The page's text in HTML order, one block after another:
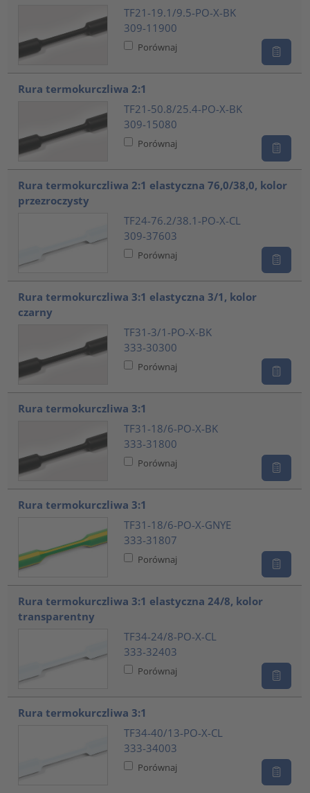
TF21-19.1/9.5-PO-X-BK
309-11900
Porównaj
Rura termokurczliwa 2:1
TF21-50.8/25.4-PO-X-BK
309-15080
Porównaj
Rura termokurczliwa 2:1 elastyczna 76,0/38,0, kolor
przezroczysty
TF24-76.2/38.1-PO-X-CL
309-37603
Porównaj
Rura termokurczliwa 3:1 elastyczna 3/1, kolor
czarny
TF31-3/1-PO-X-BK
333-30300
Porównaj
Rura termokurczliwa 3:1
TF31-18/6-PO-X-BK
333-31800
Porównaj
Rura termokurczliwa 3:1
TF31-18/6-PO-X-GNYE
333-31807
Porównaj
Rura termokurczliwa 3:1 elastyczna 24/8, kolor
transparentny
TF34-24/8-PO-X-CL
333-32403
Porównaj
Rura termokurczliwa 3:1
TF34-40/13-PO-X-CL
333-34003
Porównaj